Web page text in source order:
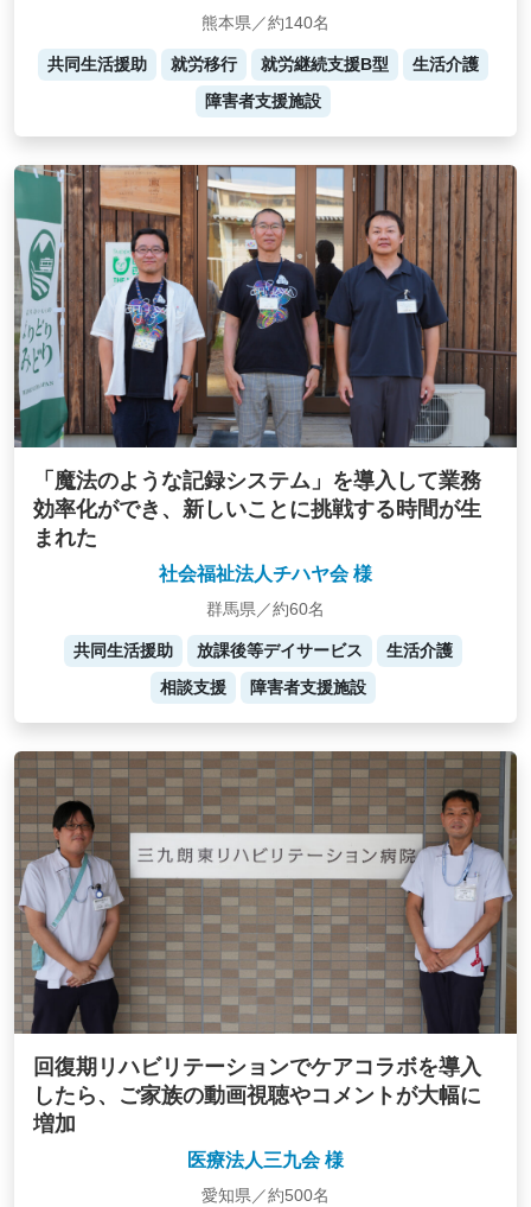
熊本県／約140名
共同生活援助 就労移行 就労継続支援B型
生活介護
障害者支援施設
「魔法のような記録システム」を導入して業務
効率化ができ、新しいことに挑戦する時間が生
まれた
社会福祉法人チハヤ会 様
群馬県／約60名
共同生活援助 放課後等デイサービス
生活介護
相談支援
障害者支援施設
回復期リハビリテーションでケアコラボを導入
したら、ご家族の動画視聴やコメントが大幅に
増加
医療法人三九会 様
愛知県／約500名